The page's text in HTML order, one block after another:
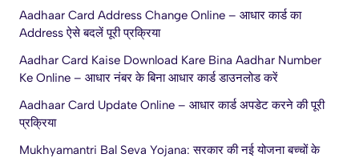
Aadhaar Card Address Change Online – आधार कार्ड का
Address ऐसे बदलें पूरी प्रक्रिया
Aadhar Card Kaise Download Kare Bina Aadhar Number
Ke Online – आधार नंबर के बिना आधार कार्ड डाउनलोड करें
Aadhaar Card Update Online – आधार कार्ड अपडेट करने की पूरी
प्रक्रिया
Mukhyamantri Bal Seva Yojana: सरकार की नई योजना बच्चों के